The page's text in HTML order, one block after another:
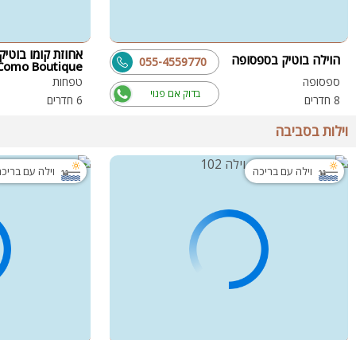
הוילה בוטיק בספסופה
ספסופה
8 חדרים
בדוק אם פנוי
055-4559770 אחוזת קומו
Boutique
טפחות
6 חדרים
וילות בסביבה
וילה עם בריכה וילה עם